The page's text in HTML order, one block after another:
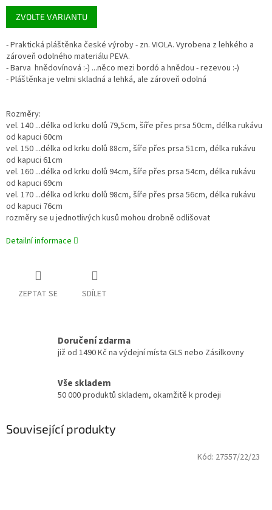
Měrná
cena:
ZVOLTE VARIANTU
- Praktická pláštěnka české výroby - zn. VIOLA. Vyrobena z lehkého a
zároveň odolného materiálu PEVA.
- Barva hnědovínová :-) ...něco mezi bordó a hnědou - rezevou :-)
- Pláštěnka je velmi skladná a lehká, ale zároveň odolná
Rozměry:
vel. 140 ...délka od krku dolů 79,5cm, šíře přes prsa 50cm, délka rukávu
od kapuci 60cm
vel. 150 ...délka od krku dolů 88cm, šíře přes prsa 51cm, délka rukávu
od kapuci 61cm
vel. 160 ...délka od krku dolů 94cm, šíře přes prsa 54cm, délka rukávu
od kapuci 69cm
vel. 170 ...délka od krku dolů 98cm, šíře přes prsa 56cm, délka rukávu
od kapuci 76cm
rozměry se u jednotlivých kusů mohou drobně odlišovat
Detailní informace
ZEPTAT SE SDÍLET
Doručení zdarma
již od 1490 Kč na výdejní místa GLS nebo Zásilkovny
Vše skladem
50 000 produktů skladem, okamžitě k prodeji
Související produkty
Kód: 27557/22/23